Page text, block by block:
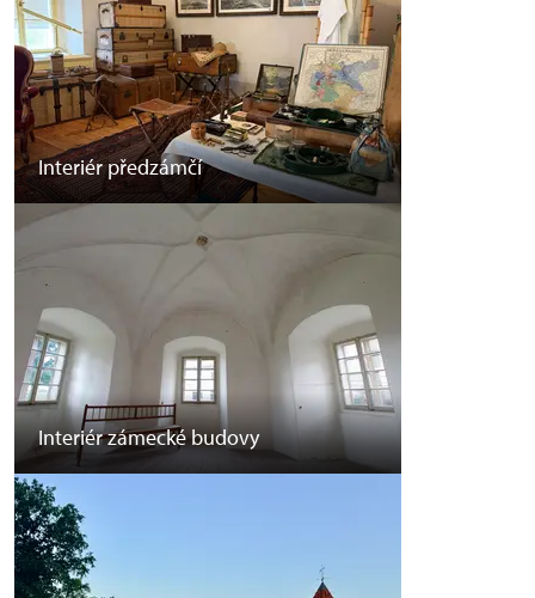
Interiér předzámčí
Interiér zámecké budovy